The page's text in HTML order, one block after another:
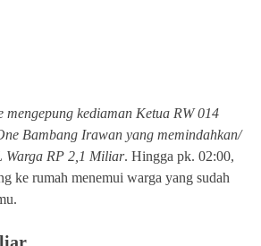
mengepung kediaman Ketua RW 014
Bambang Irawan yang memindahkan/
Warga RP 2,1 Miliar. Hingga pk. 02:00,
ke rumah menemui warga yang sudah